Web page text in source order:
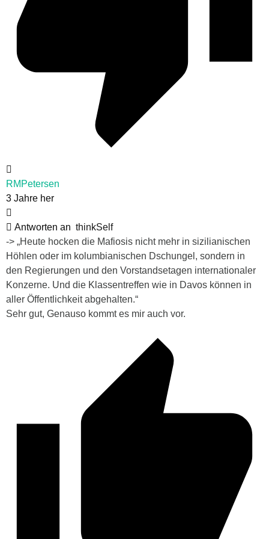
RMPetersen
3 Jahre her
Antworten an thinkSelf
-> „Heute hocken die Mafiosis nicht mehr in sizilianischen
Höhlen oder im kolumbianischen Dschungel, sondern in
den Regierungen und den Vorstandsetagen internationaler
Konzerne. Und die Klassentreffen wie in Davos können in
aller Öffentlichkeit abgehalten.“
Sehr gut, Genauso kommt es mir auch vor.